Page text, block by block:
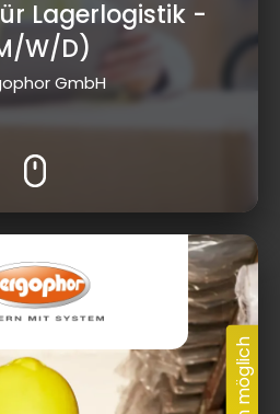
Lagerlogistik-
W/D)
GmbH